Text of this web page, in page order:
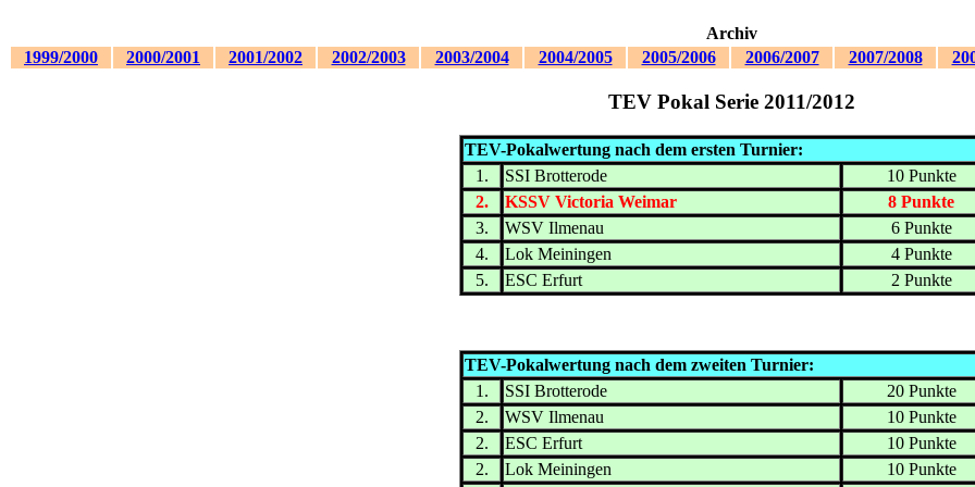
Archiv
1999/2000
2000/2001 2001/2002 2002/2003 2003/2004 2004/2005 2005/2006 2006/2007 2007/2008
TEV Pokal Serie 2011/2012
TEV-Pokalwertung nach dem ersten Turnier:
1.
SSI Brotterode
10 Punkte
2.
KSSV Victoria Weimar
8 Punkte
3.
WSV Ilmenau
6 Punkte
4.
Lok Meiningen
4 Punkte
5.
ESC Erfurt 2 Punkte
TEV-Pokalwertung nach dem zweiten Turnier:
1.
SSI Brotterode
20 Punkte
2.
WSV Ilmenau
10 Punkte
2.
ESC Erfurt
10 Punkte
2.
Lok Meiningen
10 Punkte